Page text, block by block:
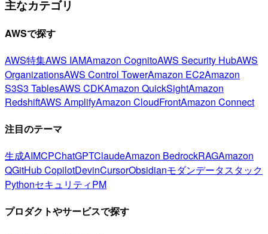
主なカテゴリ
AWSで探す
AWS特集AWS IAMAmazon CognitoAWS Security HubAWS
OrganizationsAWS Control TowerAmazon EC2Amazon
S3S3 TablesAWS CDKAmazon QuickSightAmazon
RedshiftAWS AmplifyAmazon CloudFrontAmazon Connect
注目のテーマ
生成AIMCPChatGPTClaudeAmazon BedrockRAGAmazon
QGitHub CopilotDevinCursorObsidianモダンデータスタック
PythonセキュリティPM
プロダクトやサービスで探す